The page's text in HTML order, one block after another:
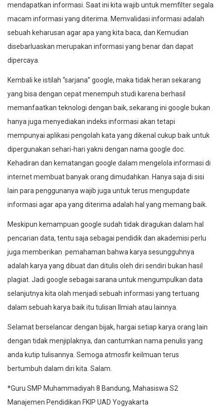
mendapatkan informasi. Saat ini kita wajib untuk memfilter segala
macam informasi yang diterima. Memvalidasi informasi adalah
sebuah keharusan agar apa yang kita baca, dan Kemudian
disebarluaskan merupakan informasi yang benar dan dapat
dipercaya.
Kembali ke istilah “sarjana” google, maka tidak heran sekarang
yang bisa dengan cepat menempuh studi karena berhasil
memanfaatkan teknologi dengan baik, sekarang ini google bukan
hanya juga menyediakan indeks informasi akan tetapi
mempunyai aplikasi pengolah kata yang dikenal cukup baik untuk
dipergunakan sehari-hari yakni dengan nama google doc.
Kehadiran dan kematangan google dalam mengelola informasi di
internet membuat banyak orang dimudahkan. Hanya saja di sisi
lain para penggunanya wajib juga untuk terus mengupdate
informasi agar apa yang diterima adalah hal yang memang baik.
Meskipun kemampuan google sudah tidak diragukan dalam hal
pencarian data, tentu saja sebagai pendidik dan akademisi perlu
juga memberikan pemahaman bahwa karya sesungguhnya
adalah karya yang dibuat dan ditulis oleh diri sendiri bukan hasil
plagiat. Jadi google sebagai sarana untuk mengumpulkan data
selanjutnya kita olah menjadi sebuah informasi yang tertuang
dalam sebuah karya baik itu tulisan Ilmiah atau lainnya.
Selamat berselancar dengan bijak, hargai setiap karya orang lain
dengan tidak menjiplaknya, dan cantumkan nama penulis yang
anda kutip tulisannya. Semoga atmosfir keilmuan terus
bertumbuh dalam diri kita. Salam.
*Guru SMP Muhammadiyah 8 Bandung, Mahasiswa S2
Manajemen Pendidikan FKIP UAD Yogyakarta